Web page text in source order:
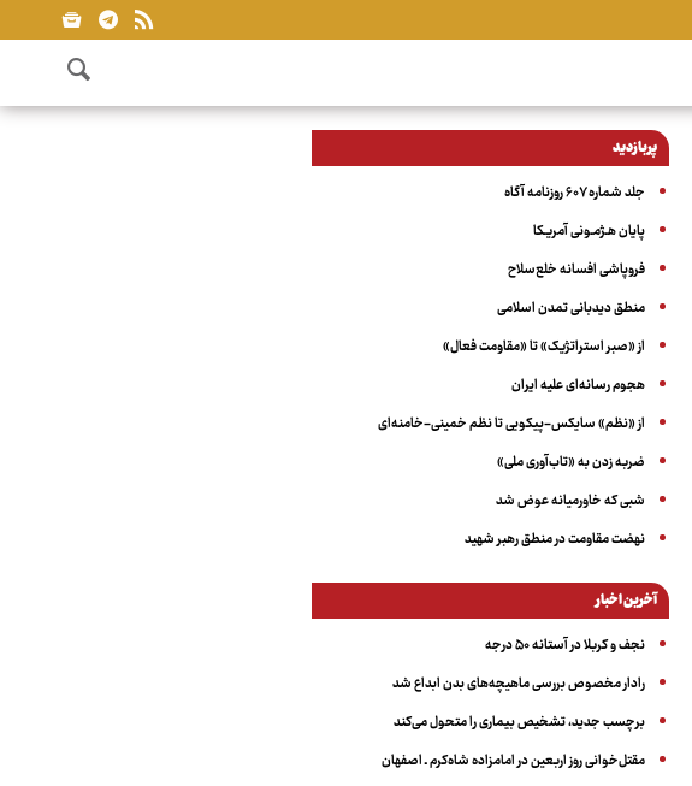
پربازدید
جلد شماره ۶۰۷ روزنامه آگاه
پایان هـژمـونی آمریـکا
فروپاشی افسانه خلع‌سلاح
منطق دیدبانی تمدن اسلامی
از «صبر استراتژیک» تا «مقاومت فعال»
هجوم رسانه‌ای علیه ایران
از «نظم» سایکس-پیکویی تا نظم خمینی-خامنه‌ای
ضربه زدن به «تاب‌آوری ملی»
شبی که خاورمیانه عوض شد
نهضت مقاومت در منطق رهبر شهید
آخرین اخبار
نجف و کربلا در آستانه ۵۰ درجه
رادار مخصوص بررسی ماهیچه‌های بدن ابداع شد
برچسب جدید، تشخیص بیماری را متحول می‌کند
مقتل‌خوانی روز اربعین در امامزاده شاه‌کرم ـ اصفهان